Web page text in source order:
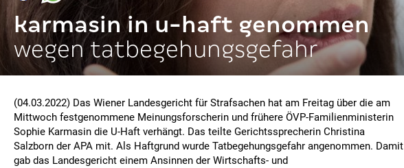
karmasin in u-haft genommen
wegen tatbegehungsgefahr
(04.03.2022) Das Wiener Landesgericht für Strafsachen hat am Freitag über die am
Mittwoch festgenommene Meinungsforscherin und frühere ÖVP-Familienministerin
Sophie Karmasin die U-Haft verhängt. Das teilte Gerichtssprecherin Christina
Salzborn der APA mit. Als Haftgrund wurde Tatbegehungsgefahr angenommen. Damit
gab das Landesgericht einem Ansinnen der Wirtschafts- und